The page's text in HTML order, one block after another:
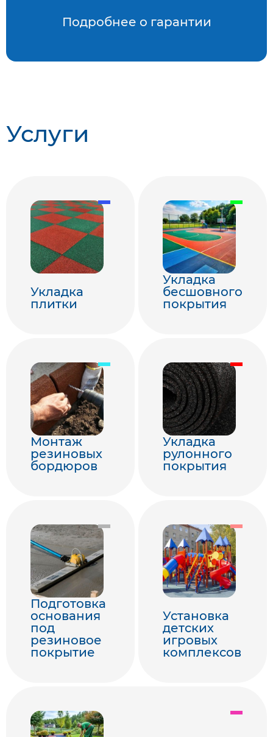
Подробнее о гарантии
Услуги
Укладка
плитки
Укладка
бесшовного
покрытия
Монтаж
резиновых
бордюров
Укладка
рулонного
покрытия
Подготовка
основания
под
резиновое
покрытие
Установка
детских
игровых
комплексов